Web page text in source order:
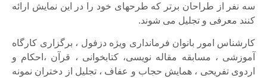
سه نفر از طراحان برتر که طرحهای خود را در این نمایش ارائه
کنند معرفی و تجلیل می شوند.
کارشناس امور بانوان فرمانداری ویژه دزفول ، برگزاری کارگاه
آموزشی ، مسابقه مقاله نویسی، کتابخوانی ، قرآن ،احکام و
اردوی تفریحی ، همایش حجاب و عفاف ، تجلیل از دختران نمونه